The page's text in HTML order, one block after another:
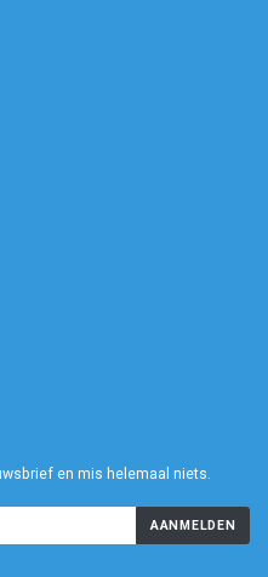
en mis helemaal niets.
AANMELDEN